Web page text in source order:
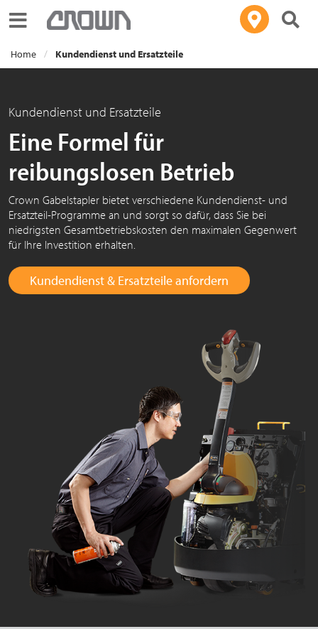
Toggle navigation
Home Kundendienst und Ersatzteile
Kundendienst und Ersatzteile
Eine Formel für
reibungslosen Betrieb
Crown Gabelstapler bietet verschiedene Kundendienst- und
Ersatzteil-Programme an und sorgt so dafür, dass Sie bei
niedrigsten Gesamtbetriebskosten den maximalen Gegenwert
für Ihre Investition erhalten.
Kundendienst & Ersatzteile anfordern